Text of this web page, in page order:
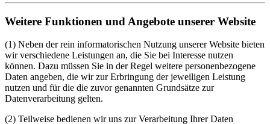
Weitere Funktionen und Angebote unserer Website
(1) Neben der rein informatorischen Nutzung unserer Website bieten
wir verschiedene Leistungen an, die Sie bei Interesse nutzen
können. Dazu müssen Sie in der Regel weitere personenbezogene
Daten angeben, die wir zur Erbringung der jeweiligen Leistung
nutzen und für die die zuvor genannten Grundsätze zur
Datenverarbeitung gelten.
(2) Teilweise bedienen wir uns zur Verarbeitung Ihrer Daten